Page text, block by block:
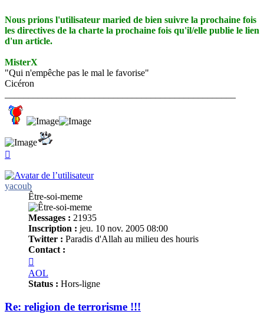
Nous prions l'utilisateur maried de bien suivre la prochaine fois
les directives de la charte la prochaine fois qu'il/elle publie le lien
d'un article.
MisterX
"Qui n'empêche pas le mal le favorise"
Cicéron
yacoub
Être-soi-meme
Messages : 21935
Inscription : jeu. 10 nov. 2005 08:00
Twitter : Paradis d'Allah au milieu des houris
Contact :
yacoub
AOL
Status : Hors-ligne
Re: religion de terrorisme !!!